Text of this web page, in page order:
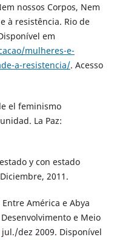
nossos Corpos, Nem
à resistência. Rio de
em
mulheres-e-
a-resistencia/. Acesso
el feminismo
La Paz:
y con estado
2011.
Entre América e Abya
e Meio
dez 2009. Disponível